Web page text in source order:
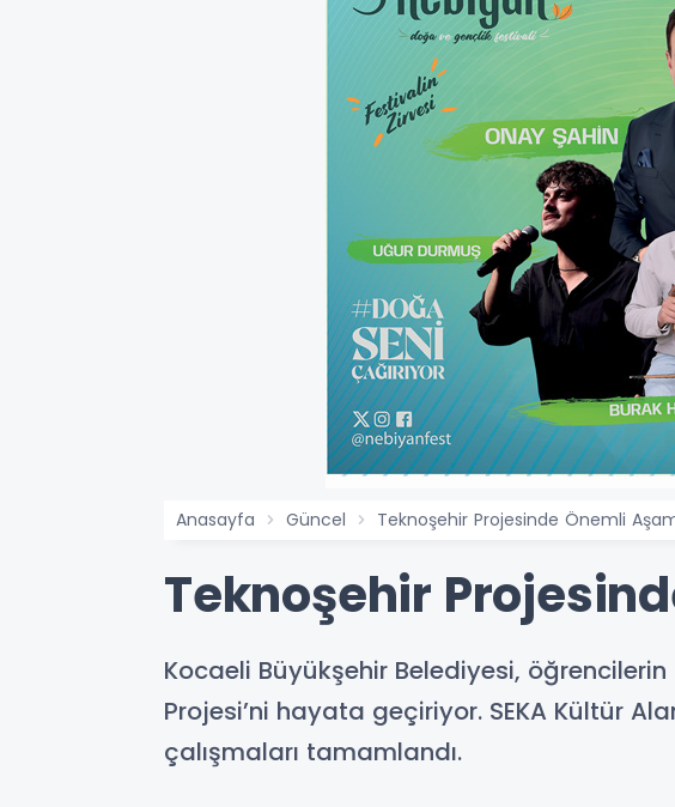
Anasayfa Güncel Teknoşehir Projesinde Önemli
Teknoşehir
Kocaeli Büyükşehir Belediyesi,
Projesi’ni hayata geçiriyor. SEKA Kültür
çalışmaları tamamlandı.